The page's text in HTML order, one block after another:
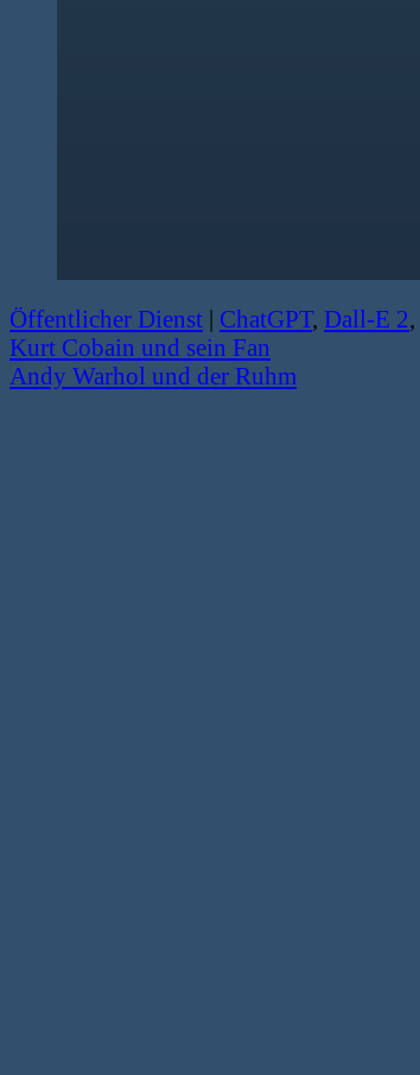
Öffentlicher Dienst | ChatGPT, Dall-E 2,
Kurt Cobain und sein Fan
Andy Warhol und der Ruhm